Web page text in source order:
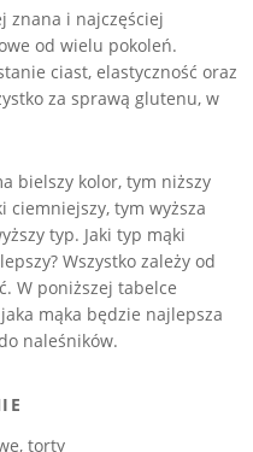
znana i najczęściej
od wielu pokoleń.
ciast, elastyczność oraz
za sprawą glutenu, w
bielszy kolor, tym niższy
tym wyższa
typ. Jaki typ mąki
Wszystko zależy od
W poniższej tabelce
mąka będzie najlepsza
naleśników.
torty